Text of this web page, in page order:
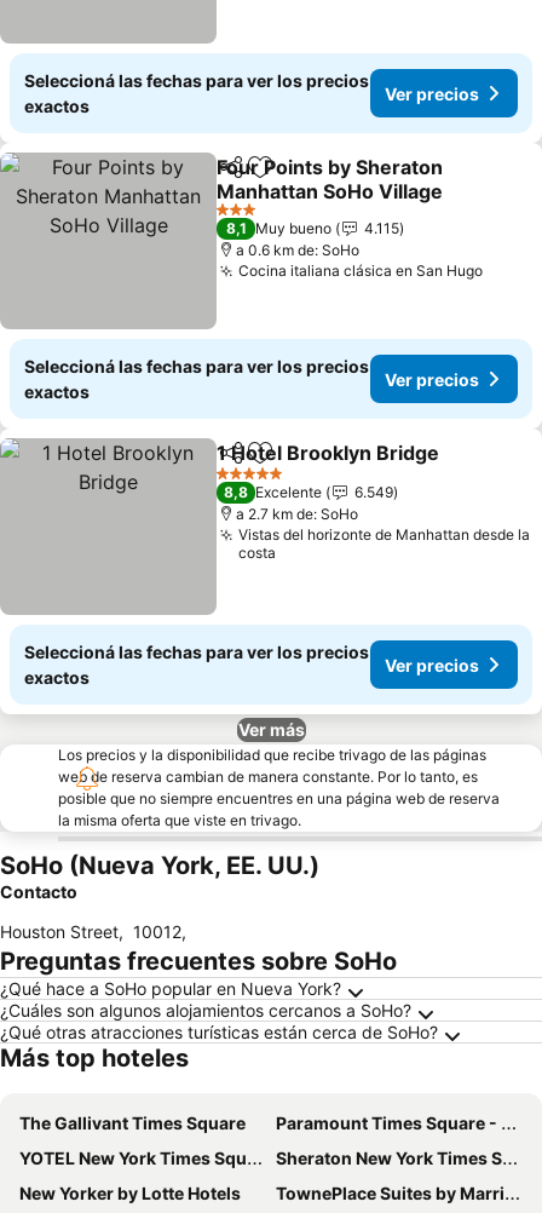
Seleccioná las fechas para ver los precios
exactos
Ver precios
CompartirAñadir a favoritos
Four Points by Sheraton
Manhattan SoHo Village
Ver precios
3 Estrellas
8,1 Muy bueno
4.115
a 0.6 km de: SoHo
Cocina italiana clásica en San HugoVer
Seleccioná las fechas para ver los precios
exactos
Ver precios
CompartirAñadir a favoritos
1 Hotel Brooklyn Bridge
5 Estrellas
8,8 Excelente
6.549
a 2.7 km de: SoHo
Vistas del horizonte de Manhattan desde la
costa
Seleccioná las fechas para ver los precios
exactos
Ver precios
Ver más
Los precios y la disponibilidad que recibe trivago de las páginas
web de reserva cambian de manera constante. Por lo tanto, es
posible que no siempre encuentres en una página web de reserva
la misma oferta que viste en trivago.
SoHo (Nueva York, EE. UU.)
Contacto
Houston Street, 10012,
Preguntas frecuentes sobre SoHo
¿Qué hace a SoHo popular en Nueva York?
¿Cuáles son algunos alojamientos cercanos a SoHo?
¿Qué otras atracciones turísticas están cerca de SoHo?
Más top hoteles
The Gallivant Times Square
Paramount Times Square - A Generator Hotel
YOTEL New York Times Square
Sheraton New York Times Square Hotel
New Yorker by Lotte Hotels
TownePlace Suites by Marriott New York Long Island City/Manhattan View